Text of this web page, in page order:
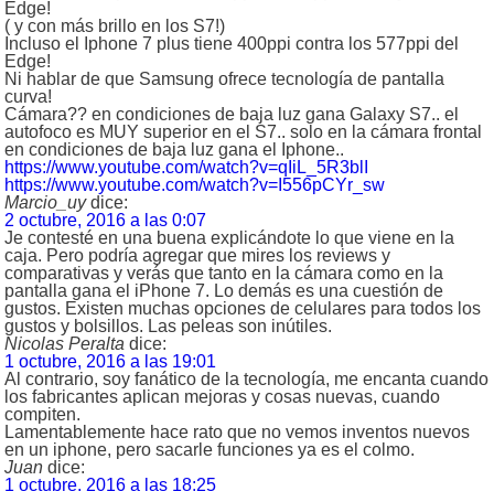
Edge!
( y con más brillo en los S7!)
Incluso el Iphone 7 plus tiene 400ppi contra los 577ppi del
Edge!
Ni hablar de que Samsung ofrece tecnología de pantalla
curva!
Cámara?? en condiciones de baja luz gana Galaxy S7.. el
autofoco es MUY superior en el S7.. solo en la cámara frontal
en condiciones de baja luz gana el Iphone..
https://www.youtube.com/watch?v=qIiL_5R3blI
https://www.youtube.com/watch?v=I556pCYr_sw
Marcio_uy dice:
2 octubre, 2016 a las 0:07
Je contesté en una buena explicándote lo que viene en la
caja. Pero podría agregar que mires los reviews y
comparativas y verás que tanto en la cámara como en la
pantalla gana el iPhone 7. Lo demás es una cuestión de
gustos. Existen muchas opciones de celulares para todos los
gustos y bolsillos. Las peleas son inútiles.
Nicolas Peralta dice:
1 octubre, 2016 a las 19:01
Al contrario, soy fanático de la tecnología, me encanta cuando
los fabricantes aplican mejoras y cosas nuevas, cuando
compiten.
Lamentablemente hace rato que no vemos inventos nuevos
en un iphone, pero sacarle funciones ya es el colmo.
Juan dice:
1 octubre, 2016 a las 18:25